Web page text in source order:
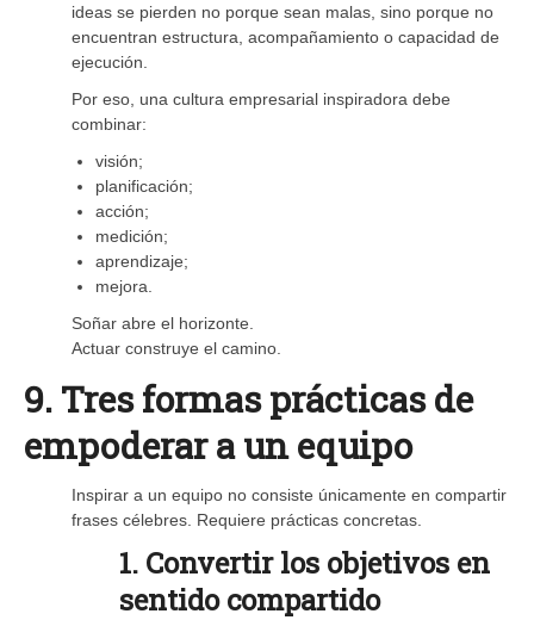
ideas se pierden no porque sean malas, sino porque no
encuentran estructura, acompañamiento o capacidad de
ejecución.
Por eso, una cultura empresarial inspiradora debe
combinar:
visión;
planificación;
acción;
medición;
aprendizaje;
mejora.
Soñar abre el horizonte.
Actuar construye el camino.
9. Tres formas prácticas de
empoderar a un equipo
Inspirar a un equipo no consiste únicamente en compartir
frases célebres. Requiere prácticas concretas.
1. Convertir los objetivos en
sentido compartido